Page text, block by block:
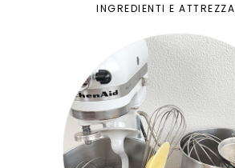
INGREDIENTI E